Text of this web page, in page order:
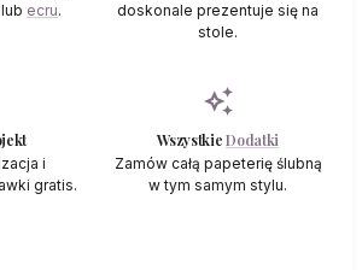
ecru.
doskonale prezentuje się na
stole.
i
gratis.
auto_awesome
WszystkieDodatki
Zamów całą papeterię ślubną
w tym samym stylu.